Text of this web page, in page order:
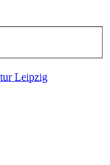
Leipzig